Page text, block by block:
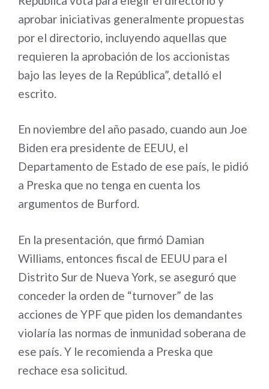
aprobar iniciativas generalmente propuestas
por el directorio, incluyendo aquellas que
requieren la aprobación de los accionistas
bajo las leyes de la República”, detalló el
escrito.
En noviembre del año pasado, cuando aun Joe
Biden era presidente de EEUU, el
Departamento de Estado de ese país, le pidió
a Preska que no tenga en cuenta los
argumentos de Burford.
En la presentación, que firmó Damian
Williams, entonces fiscal de EEUU para el
Distrito Sur de Nueva York, se aseguró que
conceder la orden de “turnover” de las
acciones de YPF que piden los demandantes
violaría las normas de inmunidad soberana de
ese país. Y le recomienda a Preska que
rechace esa solicitud.